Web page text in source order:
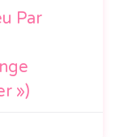
Par
»)